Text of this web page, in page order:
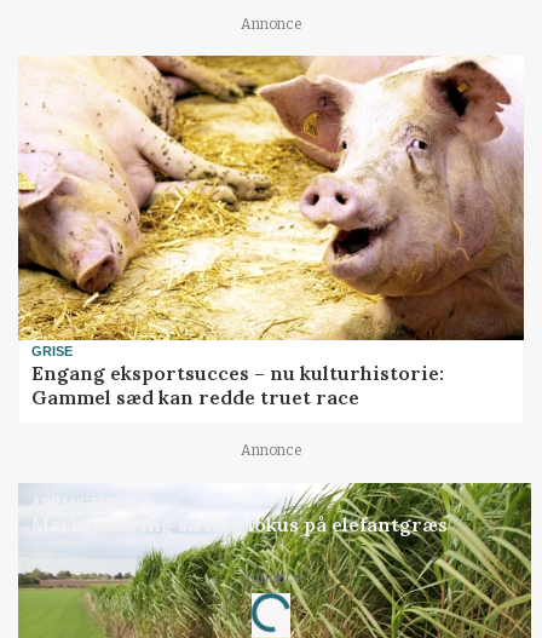
Annonce
GRISE
Engang eksportsucces – nu kulturhistorie:
Gammel sæd kan redde truet race
Annonce
ARRANGEMENT
Markvandring sætter fokus på elefantgræs
Annonce
Loading...